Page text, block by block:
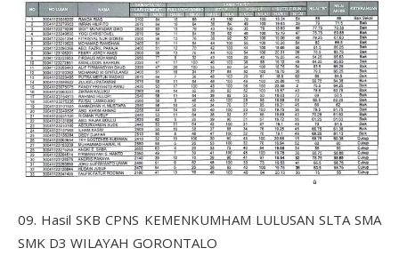
09. Hasil SKB CPNS KEMENKUMHAM LULUSAN SLTA SMA
SMK D3 WILAYAH GORONTALO